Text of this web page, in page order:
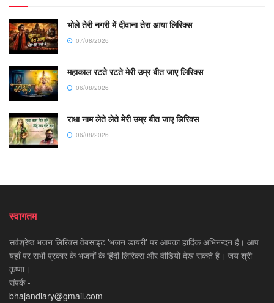
भोले तेरी नगरी में दीवाना तेरा आया लिरिक्स
07/08/2026
महाकाल रटते रटते मेरी उम्र बीत जाए लिरिक्स
06/08/2026
राधा नाम लेते लेते मेरी उम्र बीत जाए लिरिक्स
06/08/2026
स्वागतम
सर्वश्रेष्ठ भजन लिरिक्स वेबसाइट 'भजन डायरी' पर आपका हार्दिक अभिनन्दन है। आप
यहाँ पर सभी प्रकार के भजनों के हिंदी लिरिक्स और वीडियो देख सकते है। जय श्री
कृष्णा।
संपर्क -
bhajandiary@gmail.com